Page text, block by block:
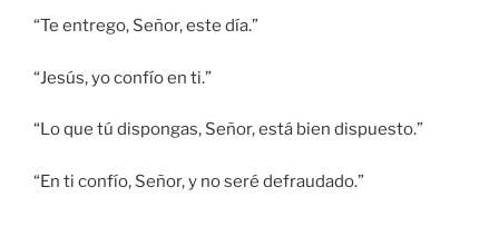
“Te entrego, Señor, este día.”
“Jesús, yo confío en ti.”
“Lo que tú dispongas, Señor, está bien dispuesto.”
“En ti confío, Señor, y no seré defraudado.”